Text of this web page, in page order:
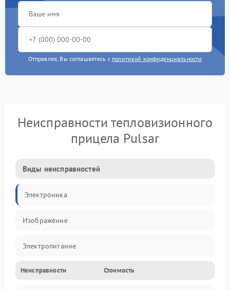
Отправляя, Вы соглашаетесь с политикой конфиденциальности
Неисправности тепловизионного
прицела Pulsar
Виды неисправностей
Электроника
Изображение
Электропитание
Измерения
Неисправности Стоимость